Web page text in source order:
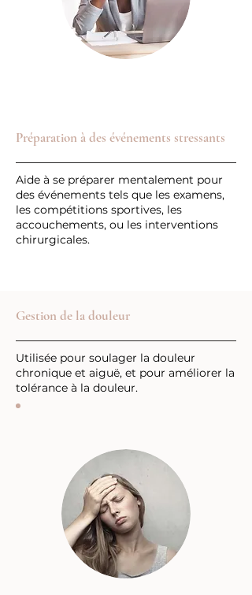
Préparation à des événements stressants
Aide à se préparer mentalement pour
des événements tels que les examens,
les compétitions sportives, les
accouchements, ou les interventions
chirurgicales.
Gestion de la douleur
Utilisée pour soulager la douleur
chronique et aiguë, et pour améliorer la
tolérance à la douleur.